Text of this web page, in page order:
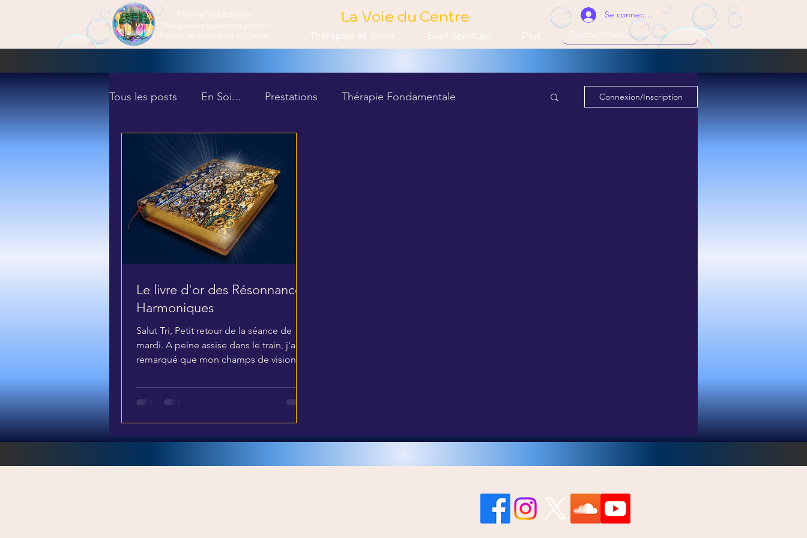
Thérapeute psycho-énergéticien
Passeur de Conscience et Chaman
La Voie du Centre Se connecter
Thérapies et Soins Éveil Spirituel Plus
Tous les posts En Soi... Prestations Thérapie Fondamentale
Les Bienfaits de la Thérapie Fond.
Introduction à l'Éveil Éveil Spirituel
1er Niveau d'éveil Les Bienfaits du 1er Niveau
Techniques pour progresser Le Nouveau Paradigme
Les Bienfaits du 2ème Niveau
Techniques Complémentaires
Connexion/Inscription
Le livre d'or des Résonnances
Harmoniques
Salut Tri, Petit retour de la séance de
mardi. A peine assise dans le train, j'ai
remarqué que mon champs de vision